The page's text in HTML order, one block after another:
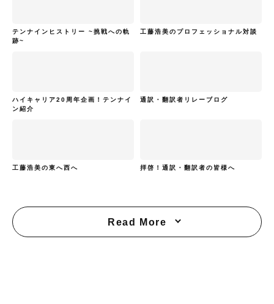
テンナインヒストリー ~挑戦への軌
跡~
工藤浩美のプロフェッショナル対談
ハイキャリア20周年企画！テンナイ
ン紹介
通訳・翻訳者リレーブログ
工藤浩美の東へ西へ 拝啓！通訳・翻訳者の皆様へ
Read More